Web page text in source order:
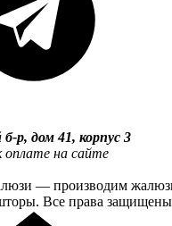
б-р, дом 41, корпус 3
на сайте
— производим
Все права